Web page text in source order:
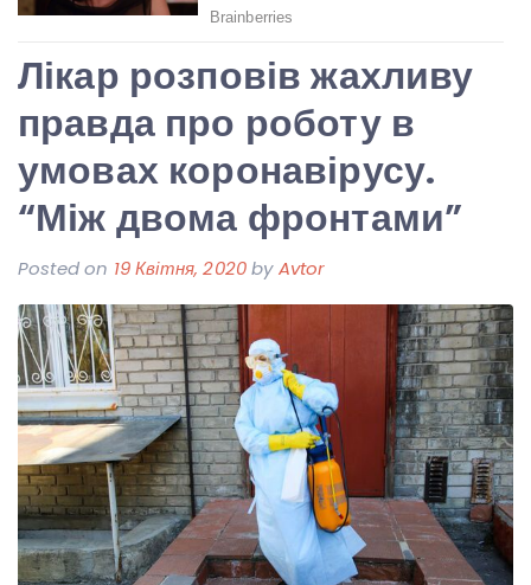
Лікар розповів жахливу
правда про роботу в
умовах коронавірусу.
“Між двома фронтами”
Posted on 19 Квітня, 2020byAvtor